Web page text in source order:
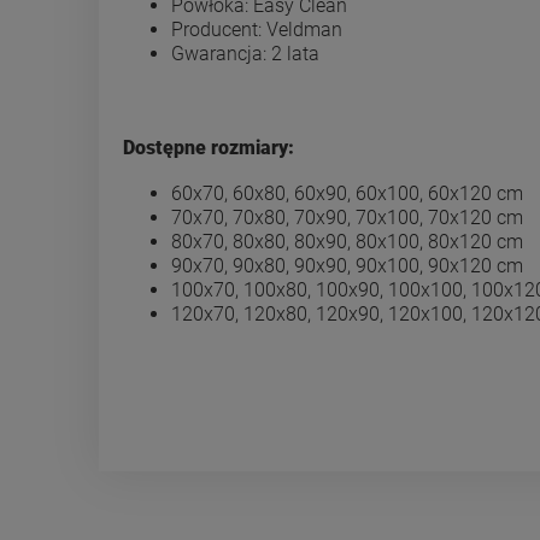
Powłoka: Easy Clean
Producent: Veldman
Gwarancja: 2 lata
Dostępne rozmiary:
60x70, 60x80, 60x90, 60x100, 60x120 cm
70x70, 70x80, 70x90, 70x100, 70x120 cm
80x70, 80x80, 80x90, 80x100, 80x120 cm
90x70, 90x80, 90x90, 90x100, 90x120 cm
100x70, 100x80, 100x90, 100x100,
120x70, 120x80, 120x90, 120x100,